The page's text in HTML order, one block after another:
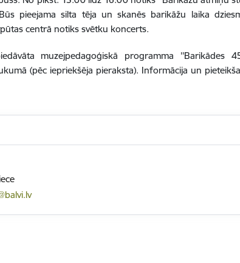
pieejama silta tēja un skanēs barikāžu laika
centrā notiks svētku koncerts.
muzejpedagoģiskā programma ''Barikādes
(pēc iepriekšēja pieraksta). Informācija un